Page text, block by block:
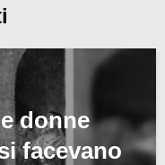
donne
facevano